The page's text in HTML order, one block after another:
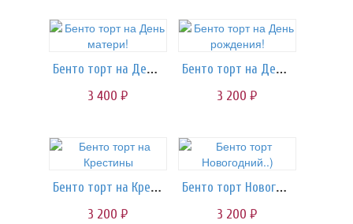
Бенто торт на День матери!
3 400 руб.
Бенто торт на День рождения!
3 200 руб.
Бенто торт на Крестины
3 200 руб.
Бенто торт Новогодний..)
3 200 руб.